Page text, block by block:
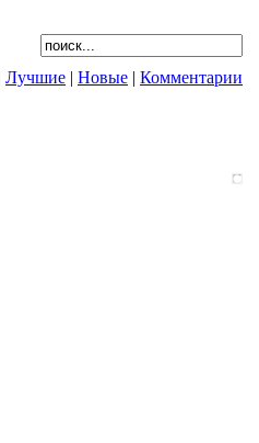
Лучшие | Новые | Комментарии